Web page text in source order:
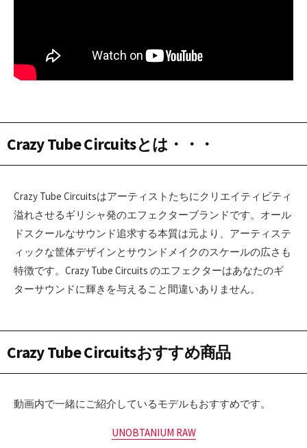
Crazy Tube Circuitsとは・・・
Crazy Tube Circuitsはアーティストたちにクリエイティビティ
溢れさせるギリシャ発のエフェクターブランドです。オール
ドスクールなサウンド追求する本質は元より、アーティステ
ィックな筐体デザインとサウンドメイクのスケールの広さも
特徴です。Crazy Tube Circuits のエフェクターはあなたのギ
ターサウンドに輝きを与えること間違いありません。
Crazy Tube Circuitsおすすめ商品
動画内で一緒にご紹介しているモデルもおすすめです。
UNOBTANIUM RAW